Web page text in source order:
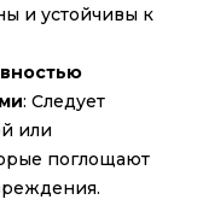
и устойчивы к
: Следует
или
поглощают